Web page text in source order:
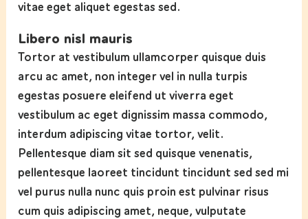
vitae eget aliquet egestas sed.
Libero nisl mauris
Tortor at vestibulum ullamcorper quisque duis
arcu ac amet, non integer vel in nulla turpis
egestas posuere eleifend ut viverra eget
vestibulum ac eget dignissim massa commodo,
interdum adipiscing vitae tortor, velit.
Pellentesque diam sit sed quisque venenatis,
pellentesque laoreet tincidunt tincidunt sed sed mi
vel purus nulla nunc quis proin est pulvinar risus
cum quis adipiscing amet, neque, vulputate